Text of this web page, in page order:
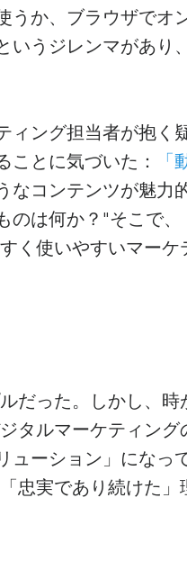
うか、ブラウザでオ
いうジレンマがあり
ィング担当者が抱く
ことに気づいた：
「
なコンテンツが魅力
は何か？"そこで、
く使いやすいマーケ
だった。しかし、時
タルマーケティング
ューション」になっ
忠実であり続けた」